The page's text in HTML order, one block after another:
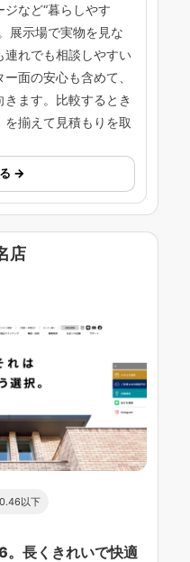
など“暮らしやす
展示場で実物を見な
連れでも相談しやすい
面の安心も含めて、
ます。比較するとき
揃えて見積もりを取
→
店
以下
長くきれいで快適